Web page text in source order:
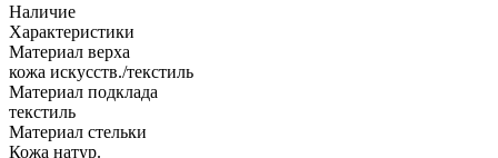
Наличие
Характеристики
Материал верха
кожа искусств./текстиль
Материал подклада
текстиль
Материал стельки
Кожа натур.